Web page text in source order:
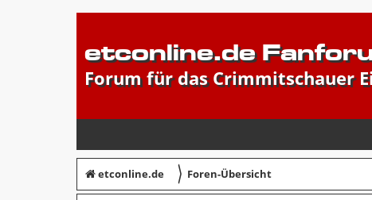
etconline.de
Forum für das Crimmitschauer
etconline.de 〉 Foren-Übersicht